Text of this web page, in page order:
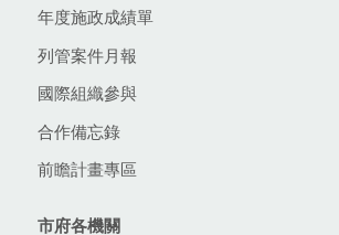
年度施政成績單
列管案件月報
國際組織參與
合作備忘錄
前瞻計畫專區
市府各機關